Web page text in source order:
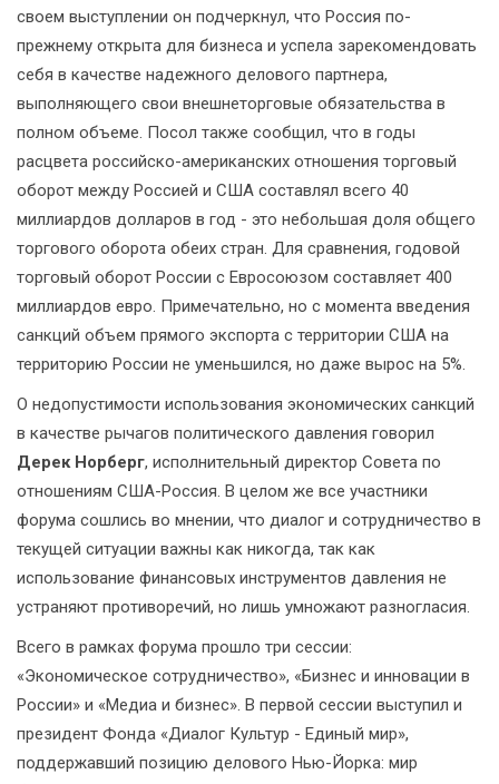
своем выступлении он подчеркнул, что Россия по-
прежнему открыта для бизнеса и успела зарекомендовать
себя в качестве надежного делового партнера,
выполняющего свои внешнеторговые обязательства в
полном объеме. Посол также сообщил, что в годы
расцвета российско-американских отношения торговый
оборот между Россией и США составлял всего 40
миллиардов долларов в год - это небольшая доля общего
торгового оборота обеих стран. Для сравнения, годовой
торговый оборот России с Евросоюзом составляет 400
миллиардов евро. Примечательно, но с момента введения
санкций объем прямого экспорта с территории США на
территорию России не уменьшился, но даже вырос на 5%.
О недопустимости использования экономических санкций
в качестве рычагов политического давления говорил
Дерек Норберг, исполнительный директор Совета по
отношениям США-Россия. В целом же все участники
форума сошлись во мнении, что диалог и сотрудничество в
текущей ситуации важны как никогда, так как
использование финансовых инструментов давления не
устраняют противоречий, но лишь умножают разногласия.
Всего в рамках форума прошло три сессии:
«Экономическое сотрудничество», «Бизнес и инновации в
России» и «Медиа и бизнес». В первой сессии выступил и
президент Фонда «Диалог Культур - Единый мир»,
поддержавший позицию делового Нью-Йорка: мир